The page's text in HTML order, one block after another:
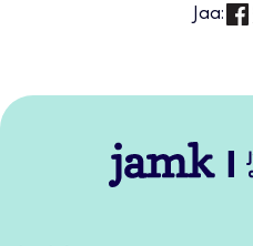
Jaa:
Jamk
–